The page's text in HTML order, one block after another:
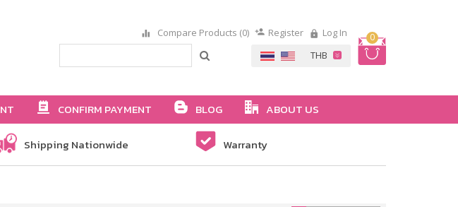
0
Compare Products (0) Register Log In
CONFIRM PAYMENT BLOG ABOUT US
Shipping Nationwide Warranty